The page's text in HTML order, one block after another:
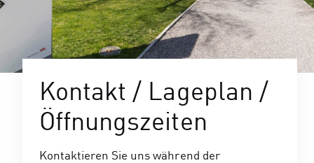
Kontakt / Lageplan /
Öffnungszeiten
Kontaktieren Sie uns während der